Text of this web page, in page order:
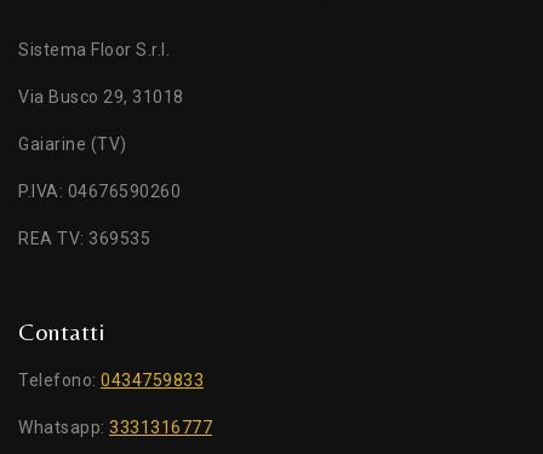
Sistema Floor S.r.l.
Via Busco 29, 31018
Gaiarine (TV)
P.IVA: 04676590260
REA TV: 369535
Contatti
Telefono: 0434759833
Whatsapp: 3331316777